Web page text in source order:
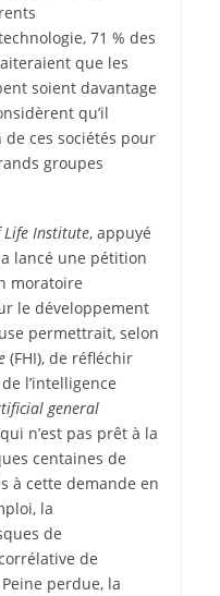
71 % des
que les
soient davantage
qu’il
ces sociétés pour
groupes
Institute, appuyé
lancé une pétition
moratoire
le développement
permettrait, selon
(FHI), de réfléchir
l’intelligence
general
n’est pas prêt à la
centaines de
à cette demande en
la
de
de
perdue, la